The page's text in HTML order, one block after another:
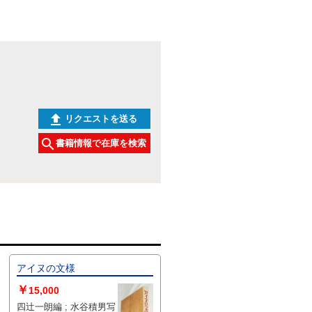
リクエストを送る
書籍情報で在庫を検索
アイヌの文様
￥ 15,000
四辻一朗編 ; 水谷積男写